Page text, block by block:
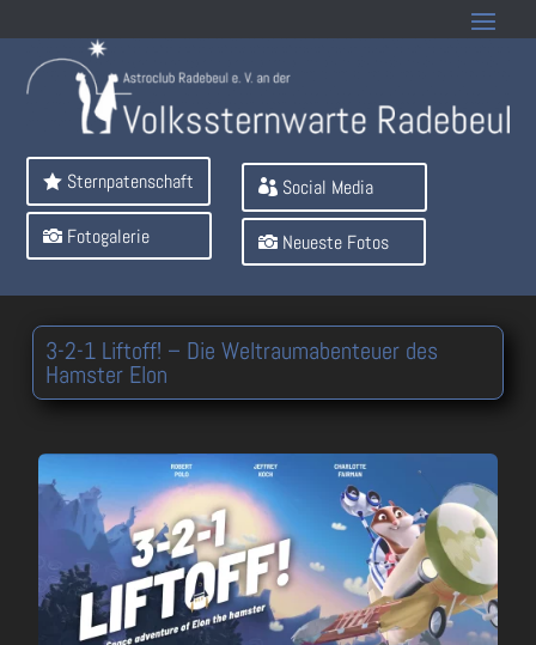
Sternpatenschaft
Fotogalerie
Social Media
Neueste Fotos
3-2-1 Liftoff! – Die Weltraumabenteuer des
Hamster Elon